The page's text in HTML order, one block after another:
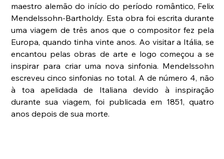
maestro alemão do início do período romântico, Felix
Mendelssohn-Bartholdy. Esta obra foi escrita durante
uma viagem de três anos que o compositor fez pela
Europa, quando tinha vinte anos. Ao visitar a Itália, se
encantou pelas obras de arte e logo começou a se
inspirar para criar uma nova sinfonia. Mendelssohn
escreveu cinco sinfonias no total. A de número 4, não
à toa apelidada de Italiana devido à inspiração
durante sua viagem, foi publicada em 1851, quatro
anos depois de sua morte.